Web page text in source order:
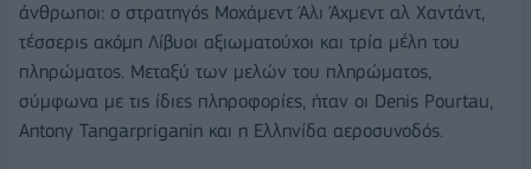
άνθρωποι: ο στρατηγός Μοχάμεντ Άλι Άχμεντ αλ Χαντάντ,
τέσσερις ακόμη Λίβυοι αξιωματούχοι και τρία μέλη του
πληρώματος. Μεταξύ των μελών του πληρώματος,
σύμφωνα με τις ίδιες πληροφορίες, ήταν οι Denis Pourtau,
Antony Tangarpriganin και η Ελληνίδα αεροσυνοδός.